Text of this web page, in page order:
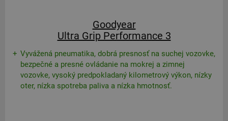
Goodyear
Ultra Grip Performance 3
Vyvážená pneumatika, dobrá presnosť na suchej vozovke,
bezpečné a presné ovládanie na mokrej a zimnej
vozovke, vysoký predpokladaný kilometrový výkon, nízky
oter, nízka spotreba paliva a nízka hmotnosť.